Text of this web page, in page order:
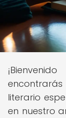
literario
en nuestro